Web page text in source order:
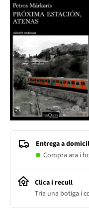
Entrega a
Compra ara i
Clica i recull
Tria una botiga i